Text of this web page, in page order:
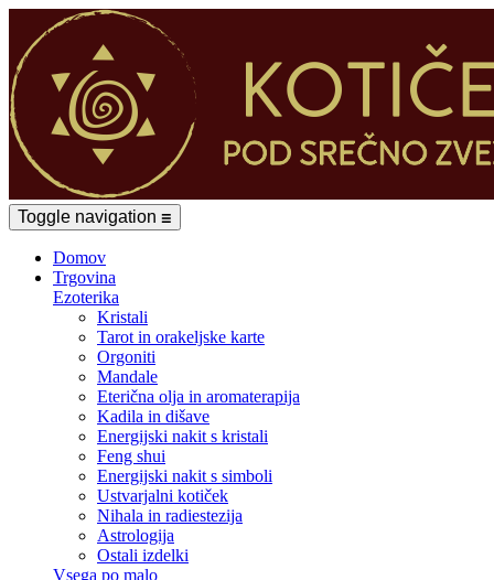
Toggle navigation ☰
Domov
Trgovina
Ezoterika
Kristali
Tarot in orakeljske karte
Orgoniti
Mandale
Eterična olja in aromaterapija
Kadila in dišave
Energijski nakit s kristali
Feng shui
Energijski nakit s simboli
Ustvarjalni kotiček
Nihala in radiestezija
Astrologija
Ostali izdelki
Vsega po malo